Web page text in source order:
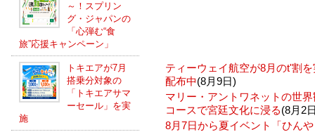
～！スプリン
グ・ジャパンの
「心弾む“食
旅”応援キャンペーン」
トキエアが7月
搭乗分対象の
「トキエアサマ
ーセール」を実
施
ティーウェイ航空が8月のt'割
配布中(8月9日)
マリー・アントワネットの世
コースで宮廷文化に浸る(8月2
8月7日から夏イベント「ひん